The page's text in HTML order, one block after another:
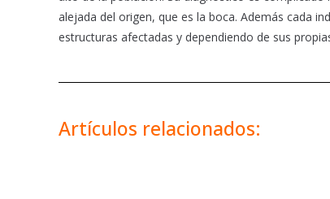
alejada del origen, que es la boca. Además cada
estructuras afectadas y dependiendo de sus
Artículos relacionados: